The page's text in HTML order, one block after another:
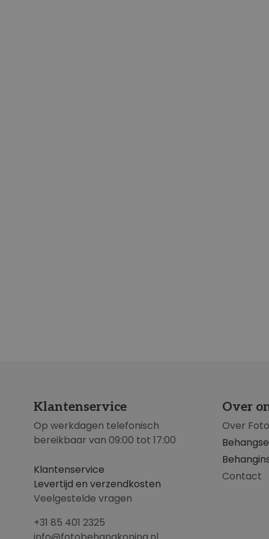
Klantenservice
Op werkdagen telefonisch
bereikbaar van 09:00 tot 17:00
Klantenservice
Levertijd en verzendkosten
Veelgestelde vragen
+31 85 401 2325
Over
Over
Contact